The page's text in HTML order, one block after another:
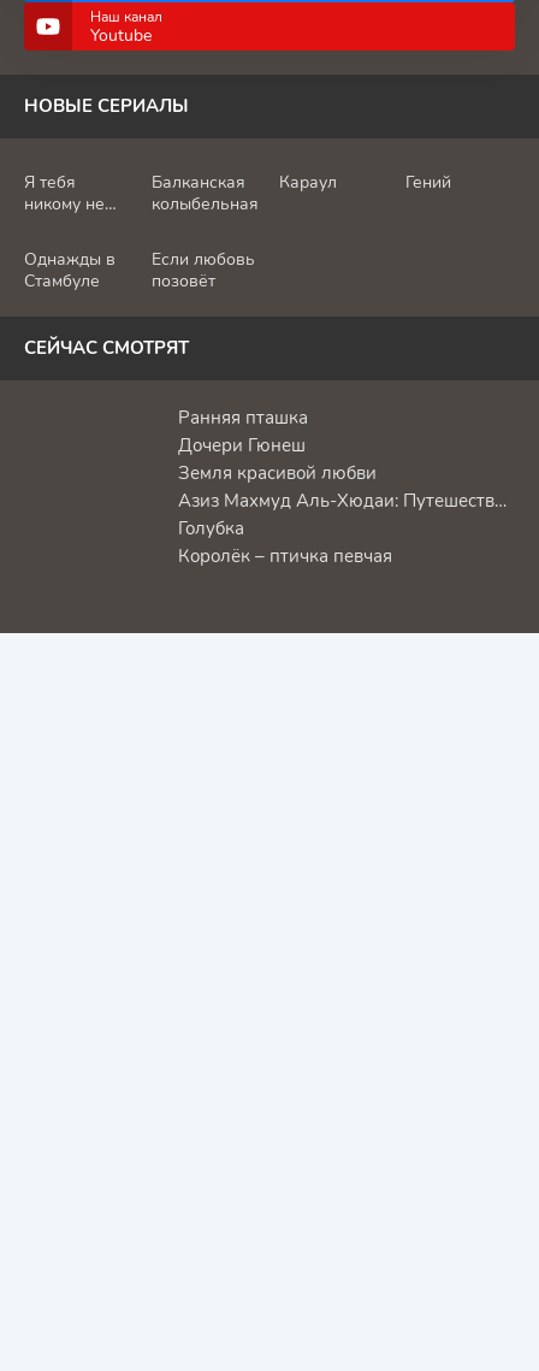
Наш канал
Youtube
НОВЫЕ СЕРИАЛЫ
Я тебя
никому не
Балканская
колыбельная
Караул Гений
Однажды в
Стамбуле
Если любовь
позовёт
СЕЙЧАС СМОТРЯТ
Ранняя пташка
Дочери Гюнеш
Земля красивой любви
Азиз Махмуд Аль-Хюдаи: Путешествие любви
Голубка
Королёк – птичка певчая